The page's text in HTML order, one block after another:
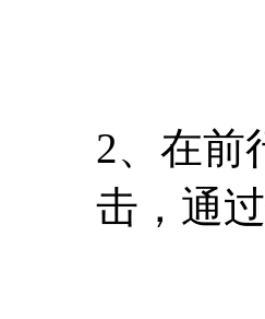
2、在前
击，通